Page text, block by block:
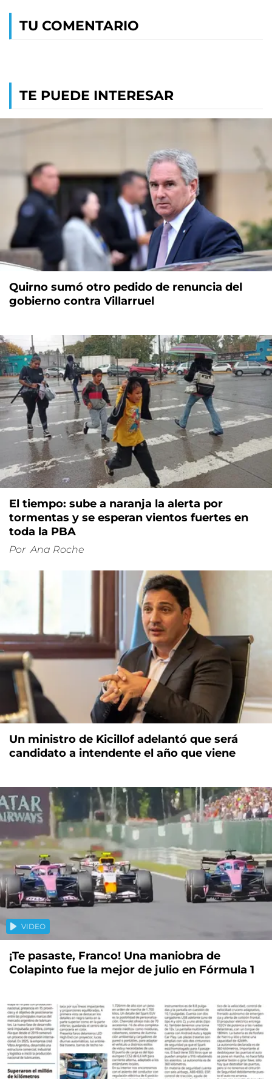
TU COMENTARIO
TE PUEDE INTERESAR
Quirno sumó otro pedido de renuncia del
gobierno contra Villarruel
El tiempo: sube a naranja la alerta por
tormentas y se esperan vientos fuertes en
toda la PBA
Por Ana Roche
Un ministro de Kicillof adelantó que será
candidato a intendente el año que viene
VIDEO
¡Te pasaste, Franco! Una maniobra de
Colapinto fue la mejor de julio en Fórmula 1